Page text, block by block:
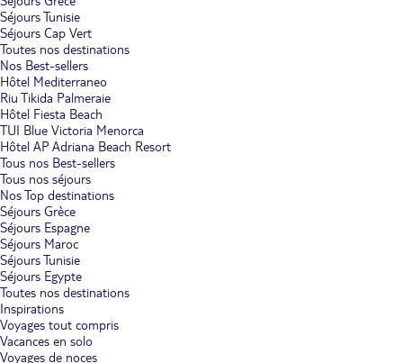
Séjours Tunisie
Séjours Cap Vert
Toutes nos destinations
Nos Best-sellers
Hôtel Mediterraneo
Riu Tikida Palmeraie
Hôtel Fiesta Beach
TUI Blue Victoria Menorca
Hôtel AP Adriana Beach Resort
Tous nos Best-sellers
Tous nos séjours
Nos Top destinations
Séjours Grèce
Séjours Espagne
Séjours Maroc
Séjours Tunisie
Séjours Egypte
Toutes nos destinations
Inspirations
Voyages tout compris
Vacances en solo
Voyages de noces